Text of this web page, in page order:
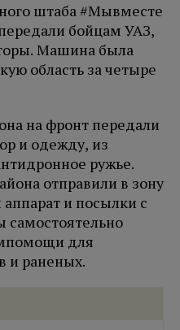
штаба #Мывместе
бойцам УАЗ,
Машина была
область за четыре
на фронт передали
и одежду, из
ружье.
отправили в зону
и посылки с
самостоятельно
для
и раненых.